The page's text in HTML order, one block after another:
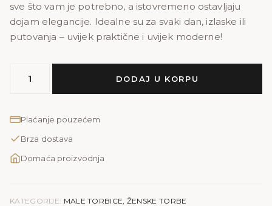
sve što vam je potrebno, a istovremeno ostavljaju
dojam elegancije. Idealne su za svaki dan, izlaske ili
putovanja – uvijek praktične i uvijek moderne!
UNA
količina
DODAJ U KORPU
Plaćanje pouzećem
Brza dostava
Domaća proizvodnja
KATEGORIJE: MALE TORBICE, ŽENSKE TORBE